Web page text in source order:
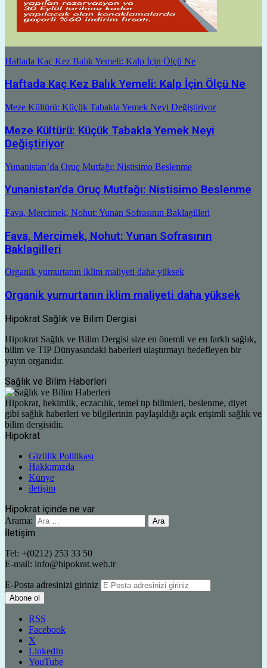
Haftada Kaç Kez Balık Yemeli: Kalp İçin Ölçü Ne
Haftada Kaç Kez Balık Yemeli: Kalp İçin Ölçü Ne
Meze Kültürü: Küçük Tabakla Yemek Neyi Değiştiriyor
Meze Kültürü: Küçük Tabakla Yemek Neyi
Değiştiriyor
Yunanistan’da Oruç Mutfağı: Nistisimo Beslenme
Yunanistan’da Oruç Mutfağı: Nistisimo Beslenme
Fava, Mercimek, Nohut: Yunan Sofrasının Baklagilleri
Fava, Mercimek, Nohut: Yunan Sofrasının
Baklagilleri
Organik yumurtanın iklim maliyeti daha yüksek
Organik yumurtanın iklim maliyeti daha yüksek
Hipokrat Sağlık ve Bilim Dergisi
Hipokrat Sağlık ve Bilim Dergisi size en önemli ve en farklı sağlık,
bilim ve TIP Dünyasındaki haberleri ulaştırmayı hedefleyen bir
yayın organıdır.
Sağlık ve Bilim Haberleri
Hipokrat, hekimlik, eczacılık, temel tıp bilimleri, beslenme, diyet
gibi sağlık haberleri ve bilgilerinin paylaşıldığı açık erişimli sağlık ve
bilim dergisidir.
Hipokrat
Gizlilik Politikası
Hakkımızda
Künye
iletişim
Hipokrat içinde ne var
Arama:
İletişim
Tel: +(0212) 253 33 50
E-mail: info@hipokrat.web.tr
E-Posta adresinizi giriniz
RSS
Facebook
X
LinkedIn
YouTube